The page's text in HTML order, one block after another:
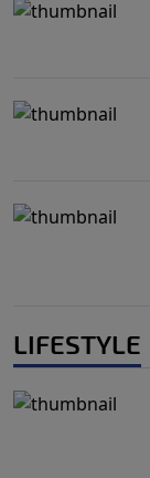
LIFESTYLE